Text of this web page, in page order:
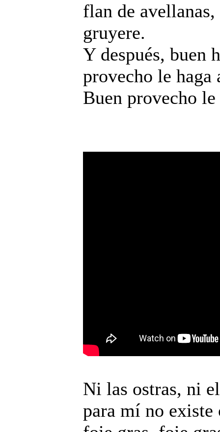
flan de
gruyere.
Y después, buen
provecho le haga
Buen provecho le
Ni las ostras, ni
para mí no existe